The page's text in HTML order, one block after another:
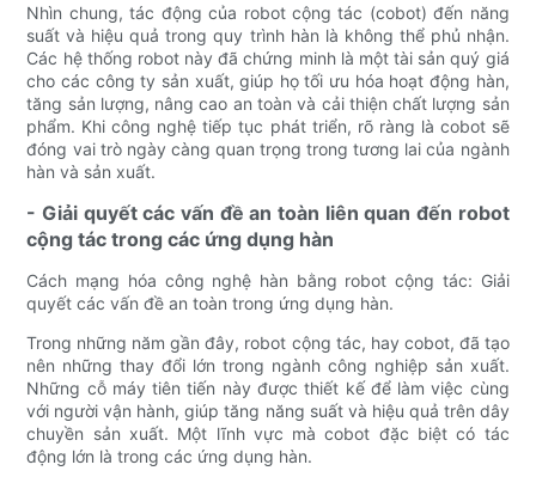
Nhìn chung, tác động của robot cộng tác (cobot) đến năng
suất và hiệu quả trong quy trình hàn là không thể phủ nhận.
Các hệ thống robot này đã chứng minh là một tài sản quý giá
cho các công ty sản xuất, giúp họ tối ưu hóa hoạt động hàn,
tăng sản lượng, nâng cao an toàn và cải thiện chất lượng sản
phẩm. Khi công nghệ tiếp tục phát triển, rõ ràng là cobot sẽ
đóng vai trò ngày càng quan trọng trong tương lai của ngành
hàn và sản xuất.
- Giải quyết các vấn đề an toàn liên quan đến robot
cộng tác trong các ứng dụng hàn
Cách mạng hóa công nghệ hàn bằng robot cộng tác: Giải
quyết các vấn đề an toàn trong ứng dụng hàn.
Trong những năm gần đây, robot cộng tác, hay cobot, đã tạo
nên những thay đổi lớn trong ngành công nghiệp sản xuất.
Những cỗ máy tiên tiến này được thiết kế để làm việc cùng
với người vận hành, giúp tăng năng suất và hiệu quả trên dây
chuyền sản xuất. Một lĩnh vực mà cobot đặc biệt có tác
động lớn là trong các ứng dụng hàn.